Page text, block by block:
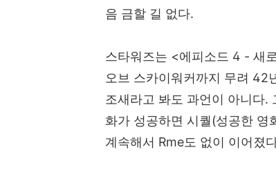
음 금할 길 없다.
스타워즈는 <에피소드 4 - 새
오브 스카이워커까지 무려 42
조새라고 봐도 과언이 아니다.
화가 성공하면 시퀄 (성공한 영
계속해서 Rme도 없이 이어졌